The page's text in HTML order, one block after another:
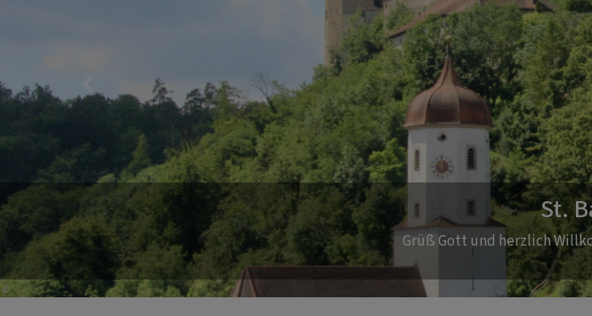
Kirchturm
Im Turmoktogon befindet sich ein Geläut mit einem
Previous